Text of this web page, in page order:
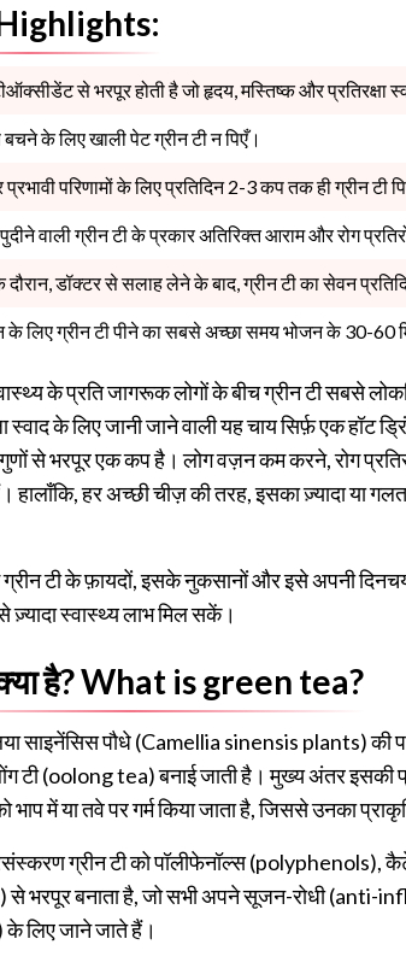
से भरपूर होती है जो हृदय, मस्तिष्क और प्रतिरक्षा
बचने के लिए खाली पेट ग्रीन टी न पिएँ।
परिणामों के लिए प्रतिदिन 2-3 कप तक ही ग्रीन टी
वाली ग्रीन टी के प्रकार अतिरिक्त आराम और रोग
दौरान, डॉक्टर से सलाह लेने के बाद, ग्रीन टी का सेवन
के लिए ग्रीन टी पीने का सबसे अच्छा समय भोजन के 30-60
के प्रति जागरूक लोगों के बीच ग्रीन टी सबसे
के लिए जानी जाने वाली यह चाय सिर्फ़ एक
से भरपूर एक कप है। लोग वज़न कम करने, रोग
हालाँकि, हर अच्छी चीज़ की तरह, इसका ज़्यादा या
टी के फ़ायदों, इसके नुकसानों और इसे अपनी
ज़्यादा स्वास्थ्य लाभ मिल सकें।
क्या है? What is green tea?
साइनेंसिस पौधे (Camellia sinensis plants) की
टी (oolong tea) बनाई जाती है। मुख्य अंतर इसकी
को भाप में या तवे पर गर्म किया जाता है, जिससे उनका
ग्रीन टी को पॉलीफेनॉल्स (polyphenols),
भरपूर बनाता है, जो सभी अपने सूजन-रोधी (anti-
लिए जाने जाते हैं।